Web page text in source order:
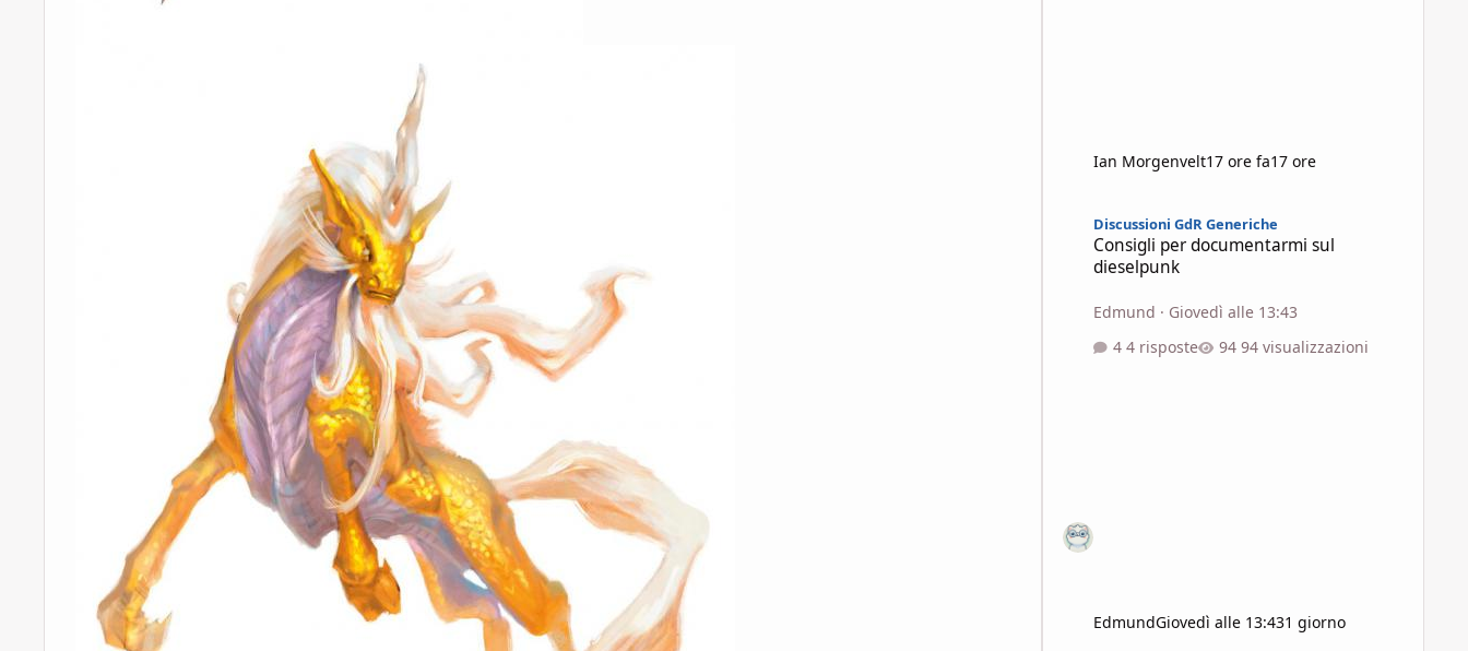
Ian Morgenvelt17 ore fa17 ore
Discussioni GdR Generiche
Consigli per documentarmi sul
dieselpunk
Edmund · Giovedì alle 13:43
4 risposte
94 visualizzazioni
EdmundGiovedì alle 13:431 giorno